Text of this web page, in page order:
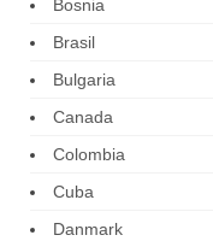
Bosnia
Brasil
Bulgaria
Canada
Colombia
Cuba
Danmark